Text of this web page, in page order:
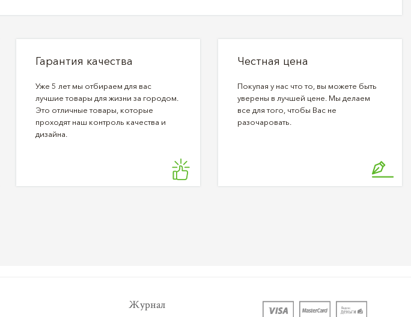
Гарантия качества
Уже 5 лет мы отбираем для вас
лучшие товары для жизни за городом.
Это отличные товары, которые
проходят наш контроль качества и
дизайна.
Честная цена
Покупая у нас что то, вы можете быть
уверены в лучшей цене. Мы делаем
все для того, чтобы Вас не
разочаровать.
Журнал